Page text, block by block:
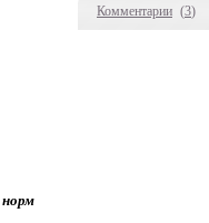
Комментарии (3)
норм